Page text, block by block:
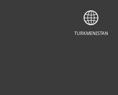
TURKMENISTAN